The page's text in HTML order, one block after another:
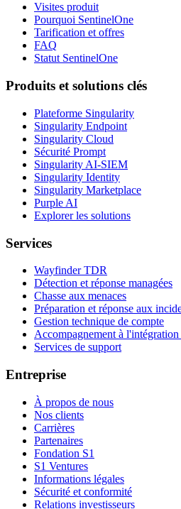
Visites produit
Pourquoi SentinelOne
Tarification et offres
FAQ
Statut SentinelOne
Produits et solutions clés
Plateforme Singularity
Singularity Endpoint
Singularity Cloud
Sécurité Prompt
Singularity AI-SIEM
Singularity Identity
Singularity Marketplace
Purple AI
Explorer les solutions
Services
Wayfinder TDR
Détection et réponse managées
Chasse aux menaces
Préparation et réponse aux
Gestion technique de compte
Accompagnement à
Services de support
Entreprise
À propos de nous
Nos clients
Carrières
Partenaires
Fondation S1
S1 Ventures
Informations légales
Sécurité et conformité
Relations investisseurs